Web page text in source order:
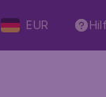
EUR